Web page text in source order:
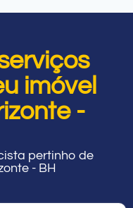
imóvel
-
pertinho de
- BH